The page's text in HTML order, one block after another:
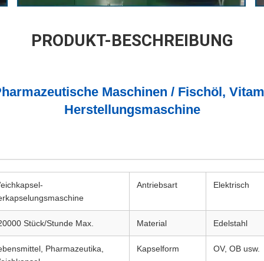
PRODUKT-BESCHREIBUNG
Maschinen / Fischöl,
Herstellungsmaschine
Antriebsart Elektrisch
Stück/Stunde Max. Material Edelstahl
Pharmazeutika,
Kapselform OV, OB usw.